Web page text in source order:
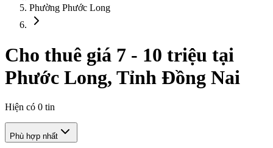
Phường Phước Long
Cho thuê giá 7 - 10 triệu tại
Phước Long, Tỉnh Đồng Nai
Hiện có 0 tin
Phù hợp nhất